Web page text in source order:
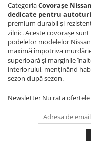
Nuca Volan
Odorizante Auto
Oglinda Retrovizoare
Ornamente Auto
Ornamente Pedale Auto
Ornamente Protectie
Ornamente Schimbator
Ornamente Toba Auto
CategoriaCovorașe Nissan
dedicate pentru
premium durabil și
zilnic. Aceste covorașe
podelelor modelelor
maximă împotriva
superioară și marginile
interiorului, menținând
sezon după sezon.
Newsletter Nu rata